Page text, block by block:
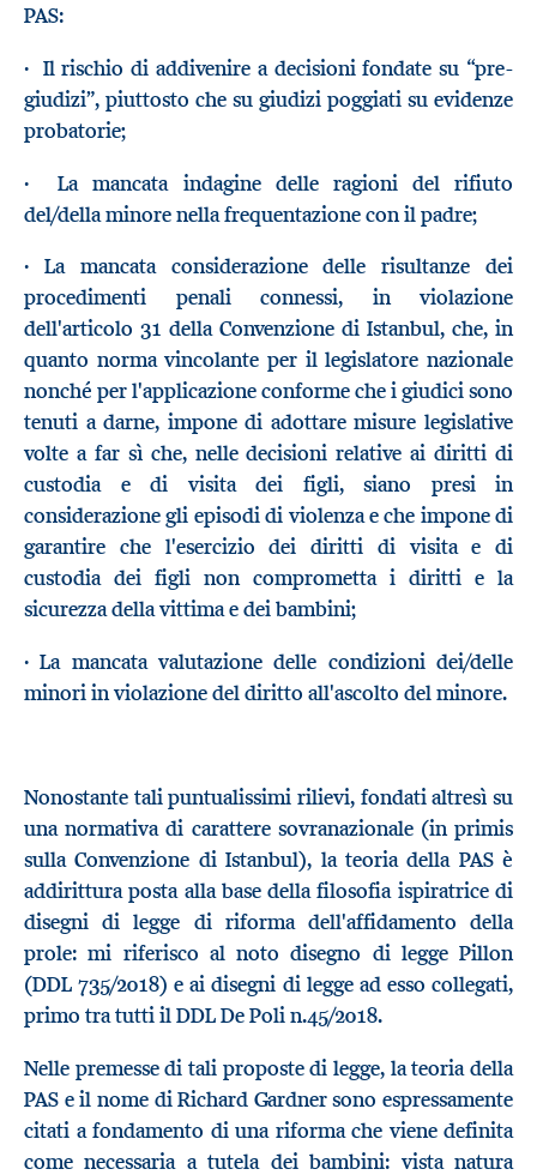
PAS:
· Il rischio di addivenire a decisioni fondate su “pre-
giudizi”, piuttosto che su giudizi poggiati su evidenze
probatorie;
· La mancata indagine delle ragioni del rifiuto
del/della minore nella frequentazione con il padre;
· La mancata considerazione delle risultanze dei
procedimenti penali connessi, in violazione
dell'articolo 31 della Convenzione di Istanbul, che, in
quanto norma vincolante per il legislatore nazionale
nonché per l'applicazione conforme che i giudici sono
tenuti a darne, impone di adottare misure legislative
volte a far sì che, nelle decisioni relative ai diritti di
custodia e di visita dei figli, siano presi in
considerazione gli episodi di violenza e che impone di
garantire che l'esercizio dei diritti di visita e di
custodia dei figli non comprometta i diritti e la
sicurezza della vittima e dei bambini;
· La mancata valutazione delle condizioni dei/delle
minori in violazione del diritto all'ascolto del minore.
Nonostante tali puntualissimi rilievi, fondati altresì su
una normativa di carattere sovranazionale (in primis
sulla Convenzione di Istanbul), la teoria della PAS è
addirittura posta alla base della filosofia ispiratrice di
disegni di legge di riforma dell'affidamento della
prole: mi riferisco al noto disegno di legge Pillon
(DDL 735/2018) e ai disegni di legge ad esso collegati,
primo tra tutti il DDL De Poli n.45/2018.
Nelle premesse di tali proposte di legge, la teoria della
PAS e il nome di Richard Gardner sono espressamente
citati a fondamento di una riforma che viene definita
come necessaria a tutela dei bambini: vista natura